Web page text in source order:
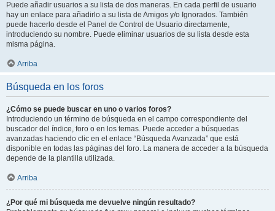
Puede añadir usuarios a su lista de dos maneras. En cada perfil de usuario
hay un enlace para añadirlo a su lista de Amigos y/o Ignorados. También
puede hacerlo desde el Panel de Control de Usuario directamente,
introduciendo su nombre. Puede eliminar usuarios de su lista desde esta
misma página.
Arriba
Búsqueda en los foros
¿Cómo se puede buscar en uno o varios foros?
Introduciendo un término de búsqueda en el campo correspondiente del
buscador del índice, foro o en los temas. Puede acceder a búsquedas
avanzadas haciendo clic en el enlace “Búsqueda Avanzada” que está
disponible en todas las páginas del foro. La manera de acceder a la búsqueda
depende de la plantilla utilizada.
Arriba
¿Por qué mi búsqueda me devuelve ningún resultado?